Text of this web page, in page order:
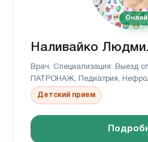
Наливайко
Врач. Специализация: Выезд
ПАТРОНАЖ, Педиатрия,
Детский прием